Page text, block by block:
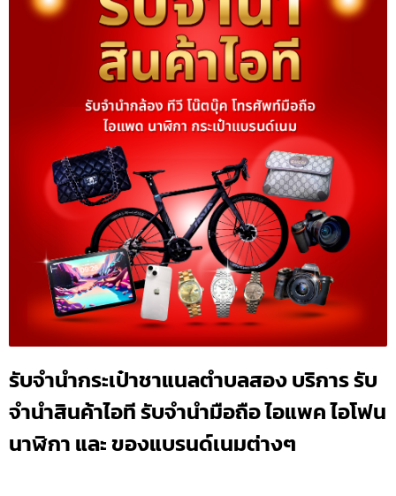
รับจำนำกระเป๋าชาแนลตำบลสอง บริการ รับ
จำนำสินค้าไอที รับจำนำมือถือ ไอแพค ไอโฟน
นาฬิกา และ ของแบรนด์เนมต่างๆ